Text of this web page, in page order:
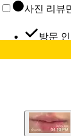
사진 리뷰
방문